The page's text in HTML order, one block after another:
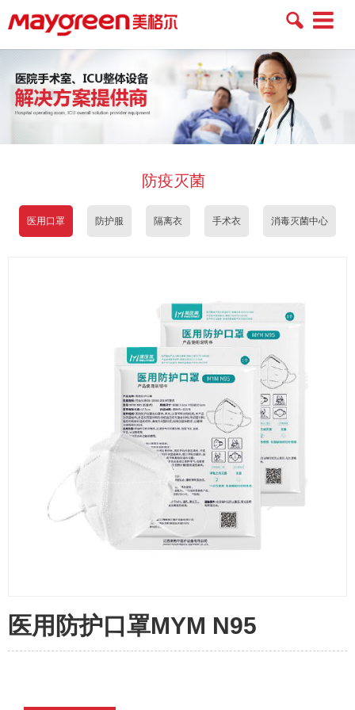
Toggle
防疫灭菌
医用口罩 防护服 隔离衣 手术衣 消毒灭菌中心
医用防护口罩MYM N95